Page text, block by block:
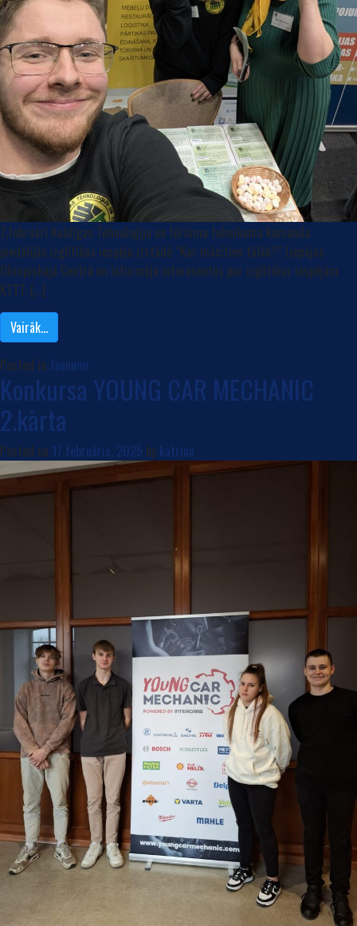
7.februārī Kuldīgas Tehnoloģiju un tūrisma tehnikuma komanda
piedalījās izglītības iespēju izstādē “Kur mācīties tālāk?” Liepājas
Olimpiskajā Centrā un informēja interesentus par izglītības iespējām
KTTT. […]
Vairāk…
Posted in Jaunumi
Konkursa YOUNG CAR MECHANIC
2.kārta
Posted on 17 februāris, 2025 by katrina